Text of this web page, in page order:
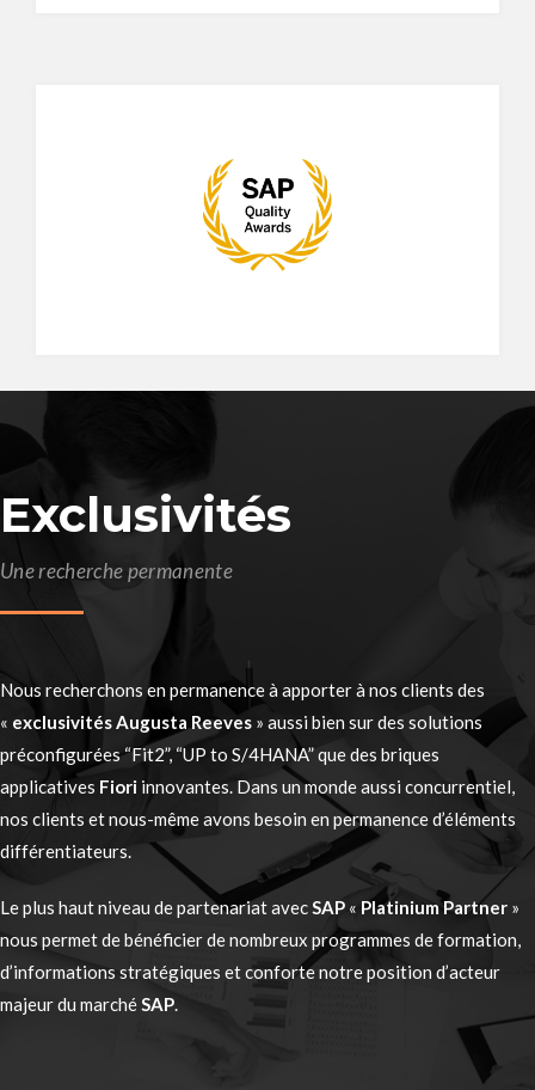
Exclusivités
Une recherche permanente
Nous recherchons en permanence à apporter à nos clients des
« exclusivités Augusta Reeves » aussi bien sur des solutions
préconfigurées “Fit2”, “UP to S/4HANA” que des briques
applicatives Fiori innovantes. Dans un monde aussi concurrentiel,
nos clients et nous-même avons besoin en permanence d’éléments
différentiateurs.
Le plus haut niveau de partenariat avecSAP « Platinium Partner »
nous permet de bénéficier de nombreux programmes de formation,
d’informations stratégiques et conforte notre position d’acteur
majeur du marchéSAP.